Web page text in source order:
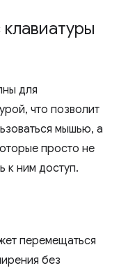
для
что позволит
мышью, а
просто не
к ним доступ.
перемещаться
без